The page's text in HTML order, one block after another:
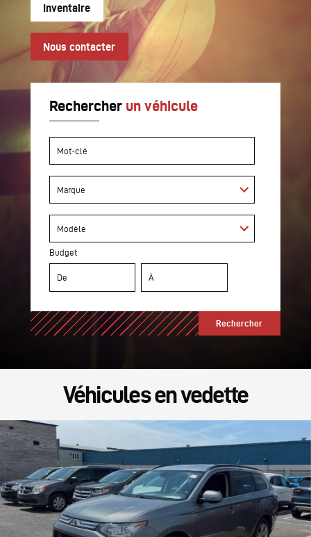
Rechercher un véhicule
Budget
Inventaire
Nous contacter
Véhicules en vedette